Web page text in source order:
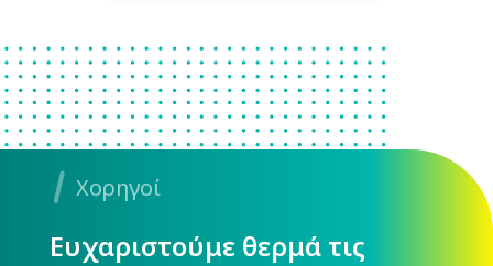
Χορηγοί
Ευχαριστούμε θερμά τις